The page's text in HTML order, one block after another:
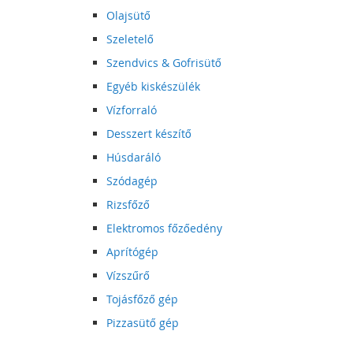
Olajsütő
Szeletelő
Szendvics & Gofrisütő
Egyéb kiskészülék
Vízforraló
Desszert készítő
Húsdaráló
Szódagép
Rizsfőző
Elektromos főzőedény
Aprítógép
Vízszűrő
Tojásfőző gép
Pizzasütő gép